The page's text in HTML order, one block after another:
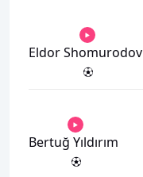
Eldor Shomurodov
Bertuğ Yıldırım